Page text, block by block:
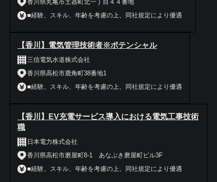
香川県丸亀市土器町北一丁目４４番地
■経験、スキル、年齢を考慮の上、同社規定により優遇
【香川】電気管理技術者※ポテンシャル
三信電気水道株式会社
香川県高松市鹿角町38番地1
■経験、スキル、年齢を考慮の上、同社規定により優遇
【香川】EV充電サービス導入における電気工事技術
職
日本電力株式会社
香川県高松市磨屋町8-1 あなぶき磨屋町ビル3F
■経験、スキル、年齢を考慮の上、同社規定により優遇